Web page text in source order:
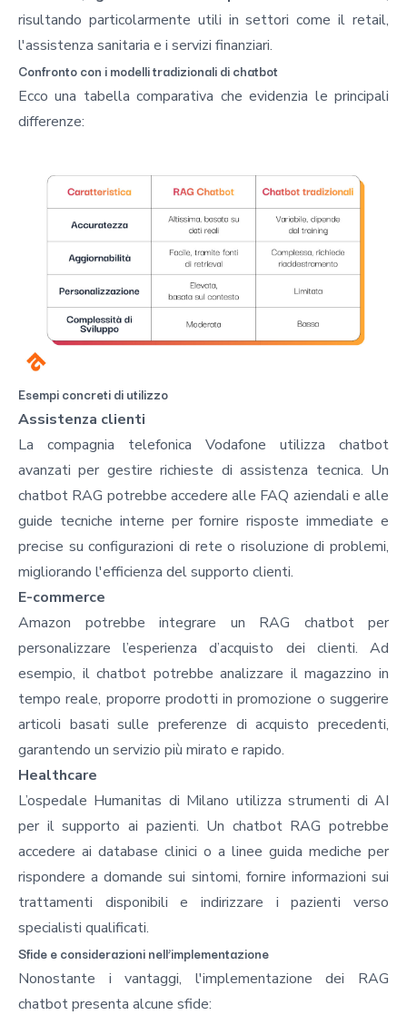
risultando particolarmente utili in settori come il retail,
l'assistenza sanitaria e i servizi finanziari.
Confronto con i modelli tradizionali di chatbot
Ecco una tabella comparativa che evidenzia le principali
differenze:
Esempi concreti di utilizzo
Assistenza clienti
La compagnia telefonica Vodafone utilizza chatbot
avanzati per gestire richieste di assistenza tecnica. Un
chatbot RAG potrebbe accedere alle FAQ aziendali e alle
guide tecniche interne per fornire risposte immediate e
precise su configurazioni di rete o risoluzione di problemi,
migliorando l'efficienza del supporto clienti.
E-commerce
Amazon potrebbe integrare un RAG chatbot per
personalizzare l’esperienza d’acquisto dei clienti. Ad
esempio, il chatbot potrebbe analizzare il magazzino in
tempo reale, proporre prodotti in promozione o suggerire
articoli basati sulle preferenze di acquisto precedenti,
garantendo un servizio più mirato e rapido.
Healthcare
L’ospedale Humanitas di Milano utilizza strumenti di AI
per il supporto ai pazienti. Un chatbot RAG potrebbe
accedere ai database clinici o a linee guida mediche per
rispondere a domande sui sintomi, fornire informazioni sui
trattamenti disponibili e indirizzare i pazienti verso
specialisti qualificati.
Sfide e considerazioni nell’implementazione
Nonostante i vantaggi, l'implementazione dei RAG
chatbot presenta alcune sfide: